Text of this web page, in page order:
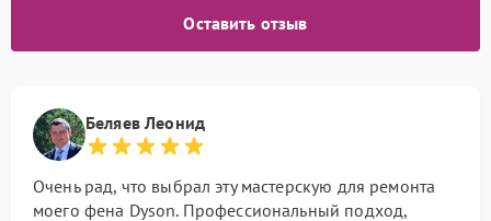
Оставить отзыв
Беляев Леонид
Очень рад, что выбрал эту мастерскую для ремонта
моего фена Dyson. Профессиональный подход,